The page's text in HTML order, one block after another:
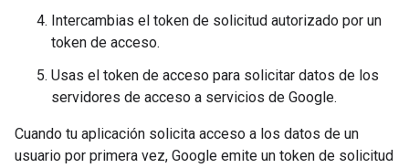
Intercambias el token de solicitud autorizado por un
token de acceso.
Usas el token de acceso para solicitar datos de los
servidores de acceso a servicios de Google.
Cuando tu aplicación solicita acceso a los datos de un
usuario por primera vez, Google emite un token de solicitud